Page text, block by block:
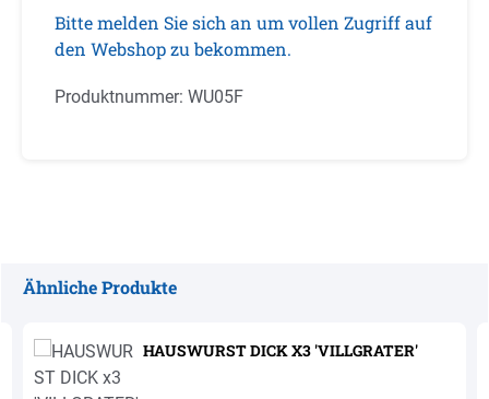
Bitte melden Sie sich an um vollen Zugriff auf
den Webshop zu bekommen.
Produktnummer: WU05F
Ähnliche Produkte
HAUSWURST DICK X3 'VILLGRATER'